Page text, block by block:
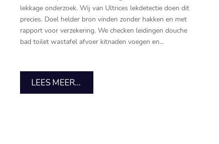
lekkage onderzoek.​ Wij van Ultrices lekdetectie doen dit
precies.​ Doel helder bron vinden zonder hakken en met
rapport voor verzekering.​ We checken leidingen douche
bad toilet wastafel afvoer kitnaden voegen en...
LEES MEER...